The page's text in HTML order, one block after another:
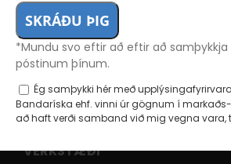
Opið virka daga 10:00 – 18:00
Opið laugardaga 11:00 – 14:00
Lokað á sunnudögum
VERKSTÆÐI
*Mundu svo eftir að eftir að samþykkja
póstinum þínum.
Ég samþykki hér með
Bandaríska ehf. vinni úr gögnum í
að haft verði samband við mig vegna vara,